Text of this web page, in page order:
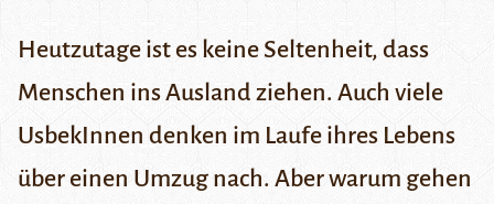
Heutzutage ist es keine Seltenheit, dass
Menschen ins Ausland ziehen. Auch viele
UsbekInnen denken im Laufe ihres Lebens
über einen Umzug nach. Aber warum gehen